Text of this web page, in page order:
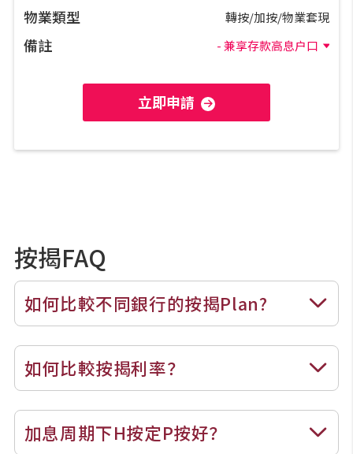
物業類型 轉按/加按/物業套現
備註 - 兼享存款高息户口
立即申請
按揭FAQ
如何比較不同銀行的按揭Plan?
如何比較按揭利率？
加息周期下H按定P按好？